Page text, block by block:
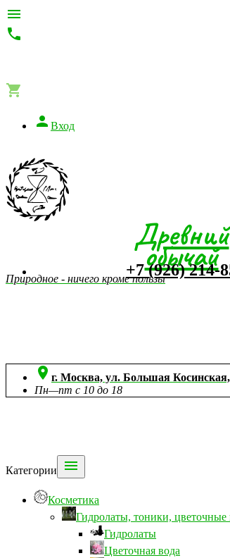



 Вход
Древний
обычай
Природное - ничего кроме пользы+7 (926) 214-
 г. Москва, ул. Большая
Пн—пт с 10 до 18
Категории 
Косметика
Гидролаты, тоники,
Гидролаты
Цветочная вода